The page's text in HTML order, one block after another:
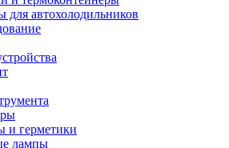
для автохолодильников
и герметики
лампы